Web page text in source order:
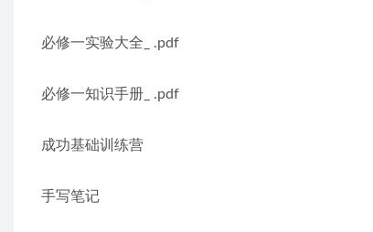
必修一实验大全_ .pdf
必修一知识手册_ .pdf
成功基础训练营
手写笔记